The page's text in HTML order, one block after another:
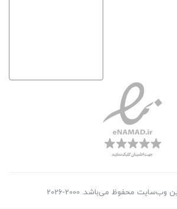
محفوظ می‌باشد. 2000-2026